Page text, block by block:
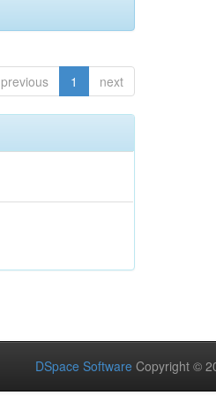
previous 1 next
DSpace Software Copyright ©